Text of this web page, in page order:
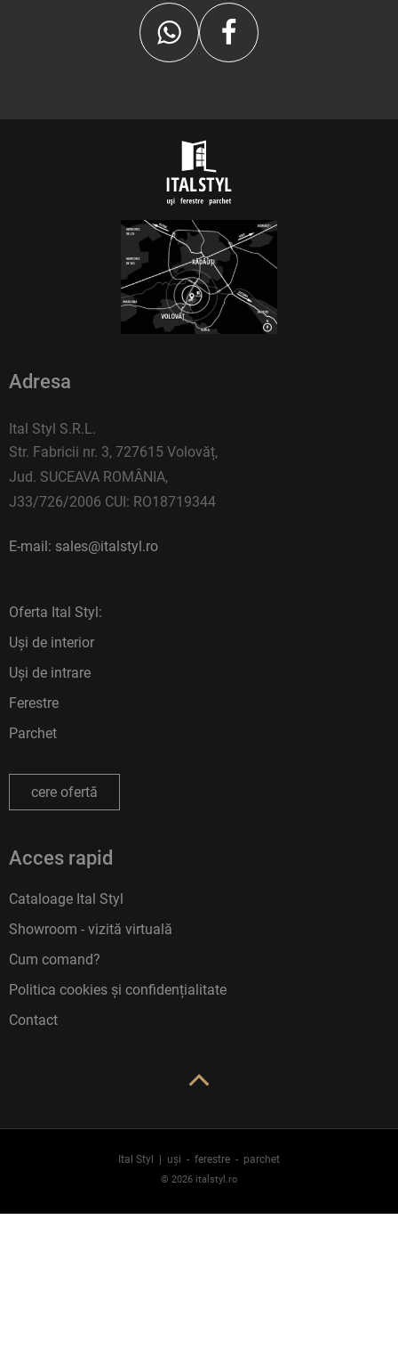
Adresa
Ital Styl S.R.L.
Str. Fabricii nr. 3, 727615 Volovăț,
Jud. SUCEAVA ROMÂNIA,
J33/726/2006 CUI: RO18719344
E-mail: sales@italstyl.ro
Oferta Ital Styl:
Uși de interior
Uși de intrare
Ferestre
Parchet
cere ofertă
Acces rapid
Cataloage Ital Styl
Showroom - vizită virtuală
Cum comand?
Politica cookies și confidențialitate
Contact
Ital Styl | uși - ferestre - parchet
© 2026 italstyl.ro